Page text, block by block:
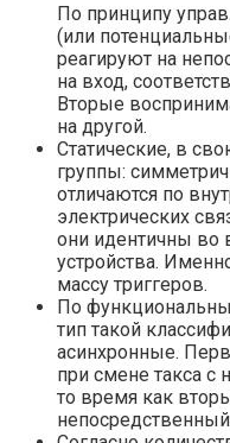
По принципу
(или
реагируют на
на вход,
Вторые
на другой.
Статические, в
группы:
отличаются по
электрических
они идентичны во
устройства.
массу триггеров.
По
тип такой
асинхронные.
при смене такса с
то время как